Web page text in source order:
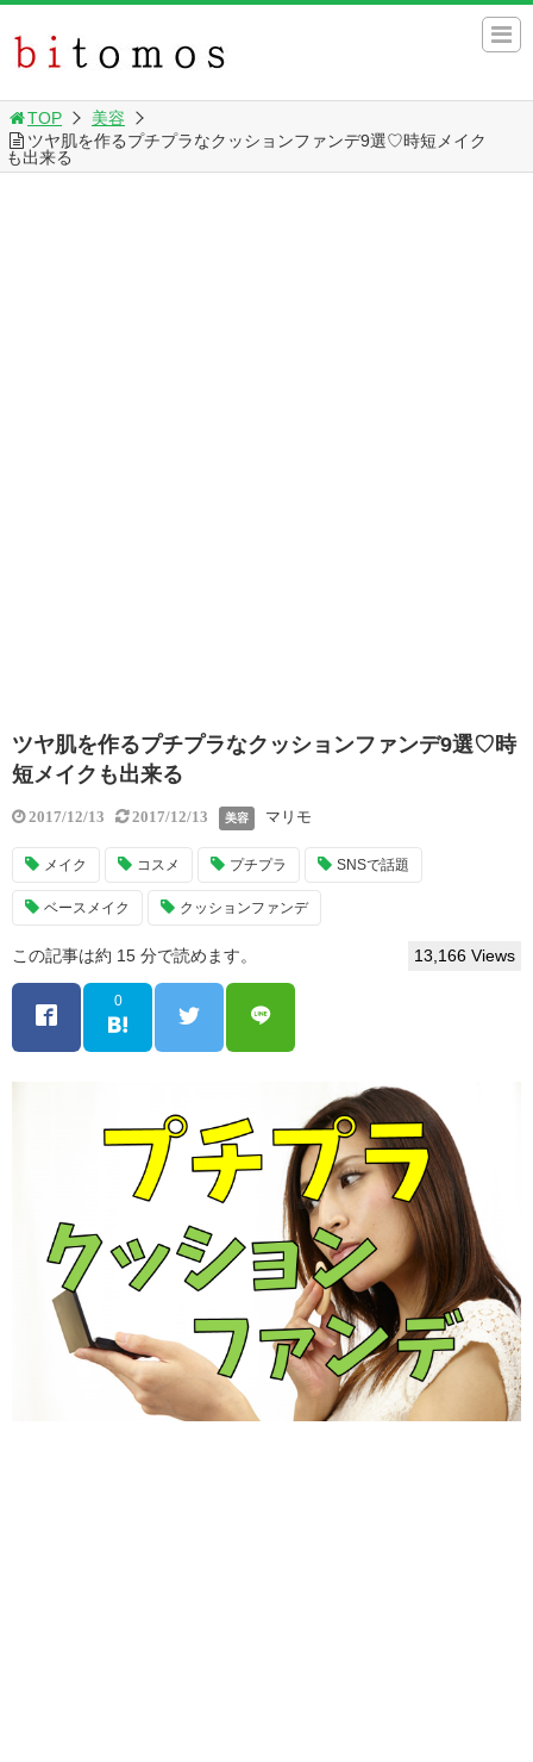
TOP
美容
ツヤ肌を作るプチプラなクッションファンデ9選♡時短メイク
も出来る
ツヤ肌を作るプチプラなクッションファンデ9選♡時
短メイクも出来る
2017/12/13 2017/12/13 美容 マリモ
メイク コスメ プチプラ SNSで話題
ベースメイク クッションファンデ
この記事は約 15 分で読めます。 13,166 Views
0